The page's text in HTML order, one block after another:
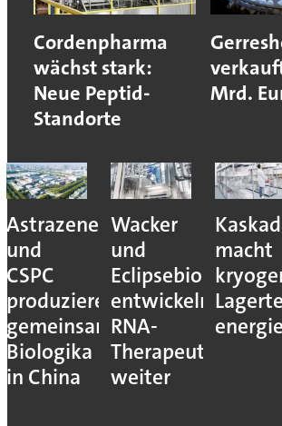
Cordenpharma
wächst stark:
Neue Peptid-
Standorte
Mrd.
Astrazeneca
und
CSPC
produzieren
gemeinsam
Biologika
in China
Wacker
und
Eclipsebio
entwickeln
RNA-
Therapeutika
weiter
macht